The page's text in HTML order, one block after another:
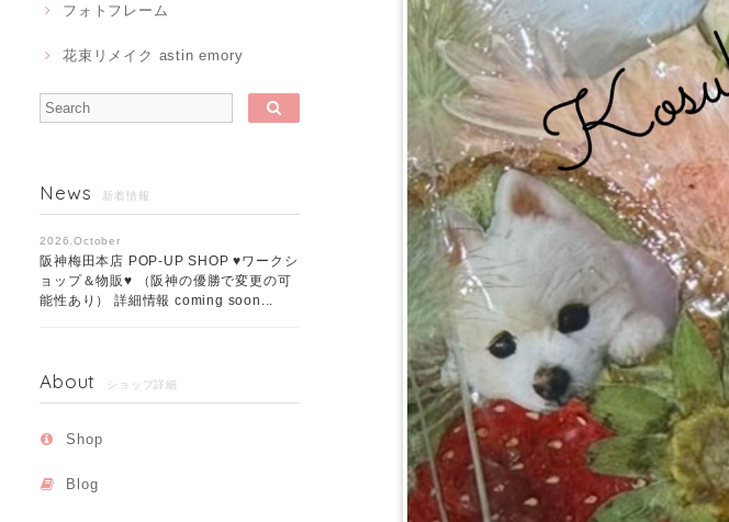
フォトフレーム
花束リメイク astin emory
News 新着情報
2026.October
阪神梅田本店 POP-UP SHOP ♥ワークシ
ョップ＆物販♥ （阪神の優勝で変更の可
能性あり） 詳細情報 coming soon...
About ショップ詳細
Shop
Blog